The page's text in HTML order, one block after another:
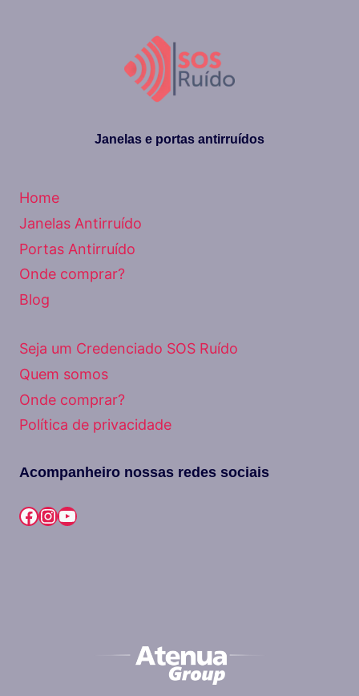
Janelas e portas antirruídos
Home
Janelas Antirruído
Portas Antirruído
Onde comprar?
Blog
Seja um Credenciado SOS Ruído
Quem somos
Onde comprar?
Política de privacidade
Acompanheiro nossas redes sociais
Facebook
Instagram
Youtube